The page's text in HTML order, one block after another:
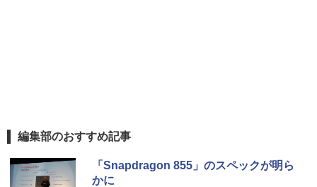
編集部のおすすめ記事
「Snapdragon 855」のスペックが明ら
かに